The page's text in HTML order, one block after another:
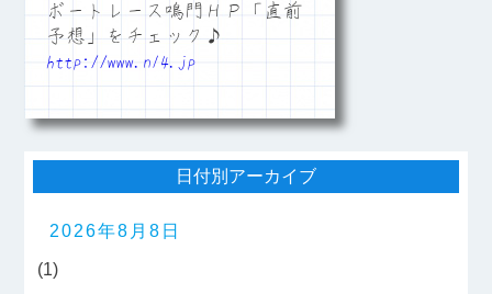
ボートレース鳴門ＨＰ「直前
予想」をチェック♪
http://www.n14.jp
日付別アーカイブ
2026年8月8日
(1)